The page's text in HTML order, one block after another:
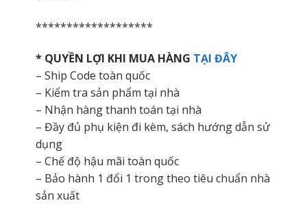
*******************
* QUYỀN LỢI KHI MUA HÀNG TẠI ĐÂY
– Ship Code toàn quốc
– Kiểm tra sản phẩm tại nhà
– Nhận hàng thanh toán tại nhà
– Đầy đủ phụ kiện đi kèm, sách hướng dẫn sử
dụng
– Chế độ hậu mãi toàn quốc
– Bảo hành 1 đổi 1 trong theo tiêu chuẩn nhà
sản xuất